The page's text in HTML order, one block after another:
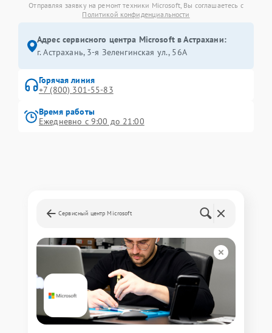
Отправляя заявку на ремонт техники Microsoft, Вы соглашаетесь с
Политикой конфиденциальности
Адрес сервисного центра Microsoft в Астрахани:
г. Астрахань, 3-я Зеленгинская ул., 56А
Горячая линия
+7 (800) 301-55-83
Время работы
Ежедневно с 9:00 до 21:00
Сервисный центр Microsoft